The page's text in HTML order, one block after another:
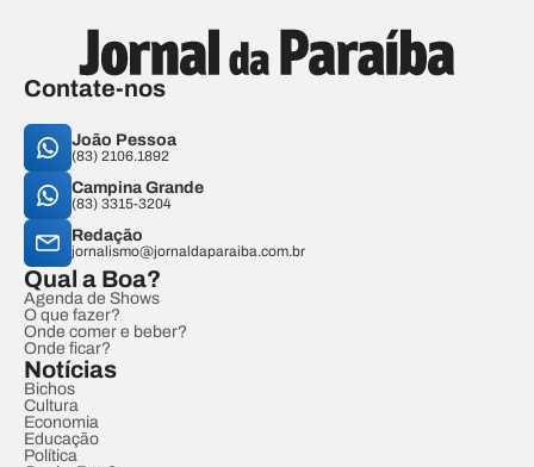
Contate-nos
João Pessoa
(83) 2106.1892
Campina Grande
(83) 3315-3204
Redação
jornalismo@jornaldaparaiba.com.br
Qual a Boa?
Agenda de Shows
O que fazer?
Onde comer e beber?
Onde ficar?
Notícias
Bichos
Cultura
Economia
Educação
Política